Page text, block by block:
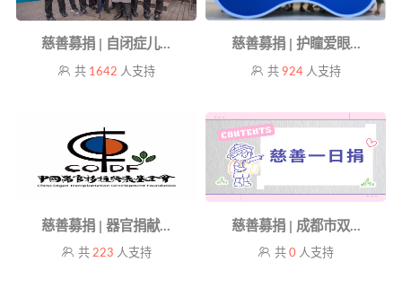
慈善募捐 | 自闭症儿...
共 1642 人支持
慈善募捐 | 护瞳爱眼...
共924 人支持
慈善募捐 | 器官捐献...
共 223 人支持
慈善募捐 | 成都市双...
共0 人支持